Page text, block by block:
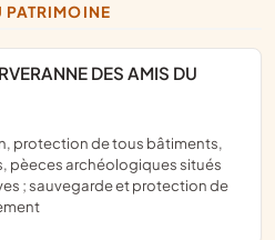
PATRIMOINE
pèeces archéologiques situés
; sauvegarde et protection de